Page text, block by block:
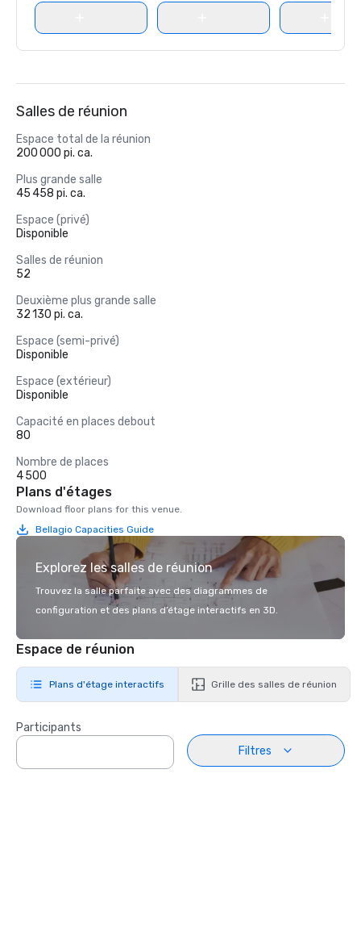
Salles de réunion
Espace total de la réunion
200 000 pi. ca.
Plus grande salle
45 458 pi. ca.
Espace (privé)
Disponible
Salles de réunion
52
Deuxième plus grande salle
32 130 pi. ca.
Espace (semi-privé)
Disponible
Espace (extérieur)
Disponible
Capacité en places debout
80
Nombre de places
4 500
Plans d'étages
Download floor plans for this venue.
Bellagio Capacities Guide
Explorez les salles de réunion
Trouvez la salle parfaite avec des diagrammes de
configuration et des plans d’étage interactifs en 3D.
Espace de réunion
Plans d'étage interactifs Grille des salles de réunion
Participants
Filtres